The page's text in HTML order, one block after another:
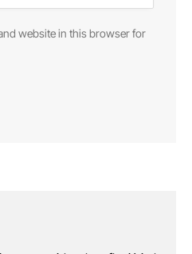
website in this browser for